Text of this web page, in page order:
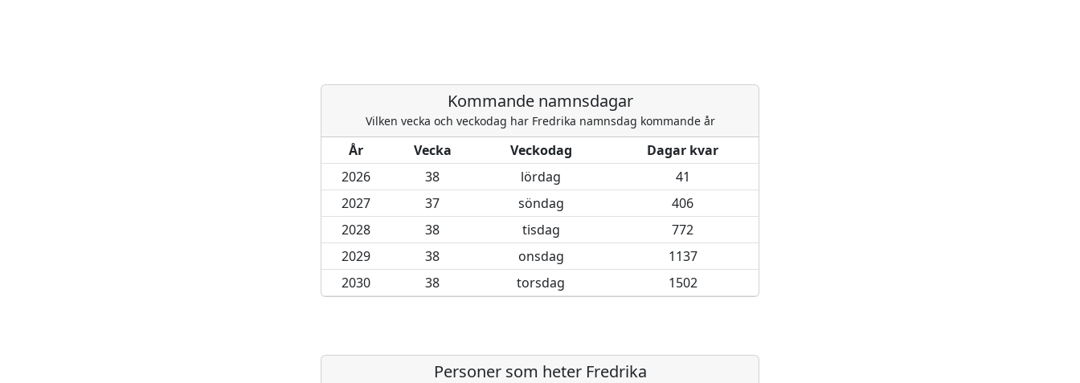
Kommande namnsdagar
Vilken vecka och veckodag har Fredrika namnsdag kommande år
År Vecka Veckodag
Dagar kvar
2026
38 lördag
41
2027
37 söndag
406
2028
38 tisdag
772
2029
38 onsdag
1137
2030
38 torsdag 1502
Personer som heter Fredrika